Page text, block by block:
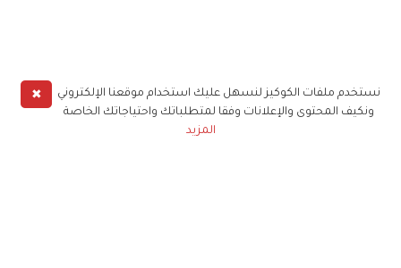
✖
نستخدم ملفات الكوكيز لنسهل عليك استخدام موقعنا الإلكتروني
ونكيف المحتوى والإعلانات وفقا لمتطلباتك واحتياجاتك الخاصة
المزيد